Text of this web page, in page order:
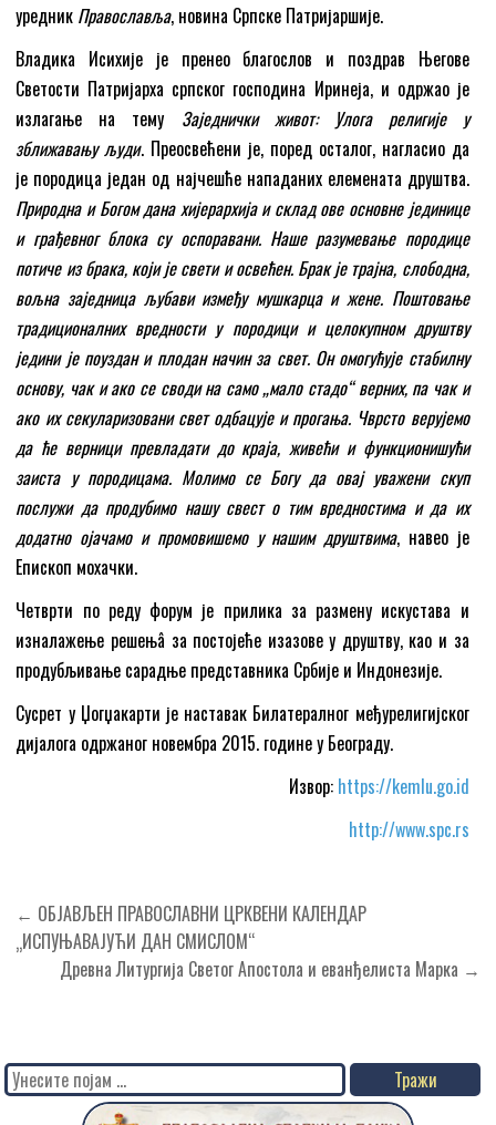
уредник Православља, новина Српске Патријаршије.
Владика Исихије је пренео благослов и поздрав Његове
Светости Патријарха српског господина Иринеја, и одржао је
излагање на тему Заједнички живот: Улога религије у
зближавању људи. Преосвећени је, поред осталог, нагласио да
је породица један од најчешће нападаних елемената друштва.
Природна и Богом дана хијерархија и склад ове основне јединице
и грађевног блока су оспоравани. Наше разумевање породице
потиче из брака, који је свети и освећен. Брак је трајна, слободна,
вољна заједница љубави између мушкарца и жене. Поштовање
традиционалних вредности у породици и целокупном друштву
једини је поуздан и плодан начин за свет. Он омогућује стабилну
основу, чак и ако се своди на само „мало стадо“ верних, па чак и
ако их секуларизовани свет одбацује и прогања. Чврсто верујемо
да ће верници превладати до краја, живећи и функционишући
заиста у породицама. Молимо се Богу да овај уважени скуп
послужи да продубимо нашу свест о тим вредностима и да их
додатно ојачамо и промовишемо у нашим друштвима, навео је
Епископ мохачки.
Четврти по реду форум је прилика за размену искустава и
изналажење решењâ за постојеће изазове у друштву, као и за
продубљивање сарадње представника Србије и Индонезије.
Сусрет у Џогџакарти је наставак Билатералног међурелигијског
дијалога одржаног новембра 2015. године у Београду.
Извор: https://kemlu.go.id
http://www.spc.rs
Кретање
чланка
← ОБЈАВЉЕН ПРАВОСЛАВНИ ЦРКВЕНИ КАЛЕНДАР
„ИСПУЊАВАЈУЋИ ДАН СМИСЛОМ“
Древна Литургија Светог Апостола и еванђелиста Марка →
Search
for: